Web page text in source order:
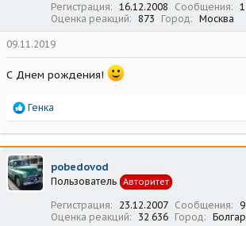
Регистрация 16.12.2008 Сообщения
Оценка реакций
873 Город Москва
09.11.2019
С Днем рождения!
Р
а
к
ц
и
и
Генка
pobedovod
Пользователь Авторитет
Регистрация 23.12.2007 Сообщения
Оценка реакций
32 636 Город